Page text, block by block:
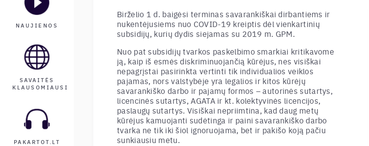
NAUJIENOS
SAVAITĖS
KLAUSOMIAUSI
PAKARTOT.LT
Birželio 1 d. baigėsi terminas savarankiškai dirbantiems ir
nukentėjusiems nuo COVID-19 kreiptis dėl vienkartinių
subsidijų, kurių dydis siejamas su 2019 m. GPM.
Nuo pat subsidijų tvarkos paskelbimo smarkiai kritikavome
ją, kaip iš esmės diskriminuojančią kūrėjus, nes visiškai
nepagrįstai pasirinkta vertinti tik individualios veiklos
pajamas, nors valstybėje yra legalios ir kitos kūrėjų
savarankiško darbo ir pajamų formos – autorinės sutartys,
licencinės sutartys, AGATA ir kt. kolektyvinės licencijos,
paslaugų sutartys. Visiškai nepriimtina, kad daug metų
kūrėjus kamuojanti sudėtinga ir paini savarankiško darbo
tvarka ne tik iki šiol ignoruojama, bet ir pakišo koją pačiu
sunkiausiu metu.